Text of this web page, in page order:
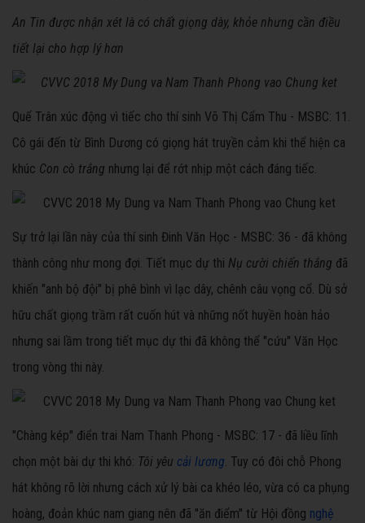
An Tin được nhận xét là có chất giọng dày, khỏe nhưng cần điều
tiết lại cho hợp lý hơn
Quế Trân xúc động vì tiếc cho thí sinh Võ Thị Cẩm Thu - MSBC: 11.
Cô gái đến từ Bình Dương có giọng hát truyền cảm khi thể hiện ca
khúc Con cò trắng nhưng lại để rớt nhịp một cách đáng tiếc.
Sự trở lại lần này của thí sinh Đinh Văn Học - MSBC: 36 - đã không
thành công như mong đợi. Tiết mục dự thi Nụ cười chiến thắng đã
khiến "anh bộ đội" bị phê bình vì lạc dây, chênh câu vọng cổ. Dù sở
hữu chất giọng trầm rất cuốn hút và những nốt huyền hoàn hảo
nhưng sai lầm trong tiết mục dự thi đã không thể "cứu" Văn Học
trong vòng thi này.
"Chàng kép" điển trai Nam Thanh Phong - MSBC: 17 - đã liều lĩnh
chọn một bài dự thi khó: Tôi yêu cải lương. Tuy có đôi chỗ Phong
hát không rõ lời nhưng cách xử lý bài ca khéo léo, vừa có ca phụng
hoàng, đoản khúc nam giang nên đã "ăn điểm" từ Hội đồng nghệ